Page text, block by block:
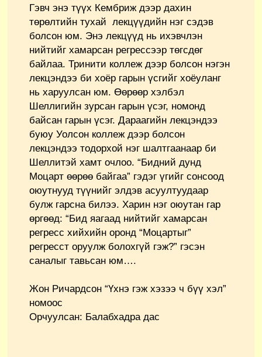
Гэвч энэ түүх Кембриж дээр дахин
төрөлтийн тухай лекцүүдийн нэг сэдэв
болсон юм. Энэ лекцүүд нь ихэвчлэн
нийтийг хамарсан регрессээр төгсдөг
байлаа. Тринити коллеж дээр болсон нэгэн
лекцэндээ би хоёр гарын үсгийг хоёуланг
нь харуулсан юм. Өөрөөр хэлбэл
Шеллигийн зурсан гарын үсэг, номонд
байсан гарын үсэг. Дараагийн лекцэндээ
буюу Уолсон коллеж дээр болсон
лекцэндээ тодорхой нэг шалтгаанаар би
Шеллитэй хамт очлоо. “Бидний дунд
Моцарт өөрөө байгаа” гэдэг үгийг сонсоод
оюутнууд түүнийг элдэв асуултуудаар
булж гарсна билээ. Харин нэг оюутан гар
өргөөд: “Бид яагаад нийтийг хамарсан
регресс хийхийн оронд “Моцартыг”
регресст оруулж болохгүй гэж?” гэсэн
саналыг тавьсан юм….
Жон Ричардсон “Үхнэ гэж хэзээ ч бүү хэл”
номоос
Орчуулсан: Балабхадра дас